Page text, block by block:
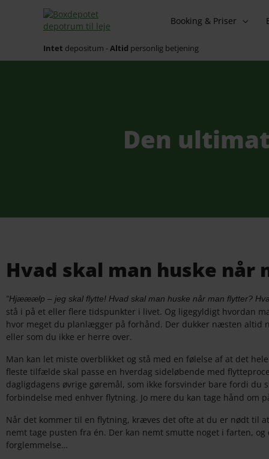
Booking & Priser
Intet depositum -Altid personlig betjening
Den
Hvad skal man huske når
“Hjææælp – jeg skal flytte! Hvad skal man huske når man flytter?
stå i på et eller flere tidspunkter i livet. Og ligegyldigt hvordan
hvor meget du planlægger på forhånd. Der dukker næsten altid
eller som du ikke er herre over.
Man kan let miste overblikket og stå med en følelse af at det
fleste tilfælde skal passe en hverdag sideløbende med
dagligdagens øvrige gøremål, som ikke forsvinder bare fordi du
forbindelse med enhver flytning. Jo mere du kan tage hånd om
Når det kommer til en flytning, kræves det ofte at du er nødt til
nemt tage pusten fra én. Der kan nemt smutte noget i farten,
forglemmelse…